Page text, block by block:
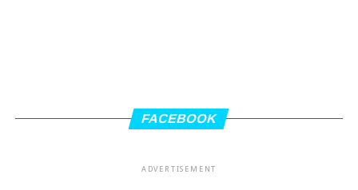
FACEBOOK
ADVERTISEMENT